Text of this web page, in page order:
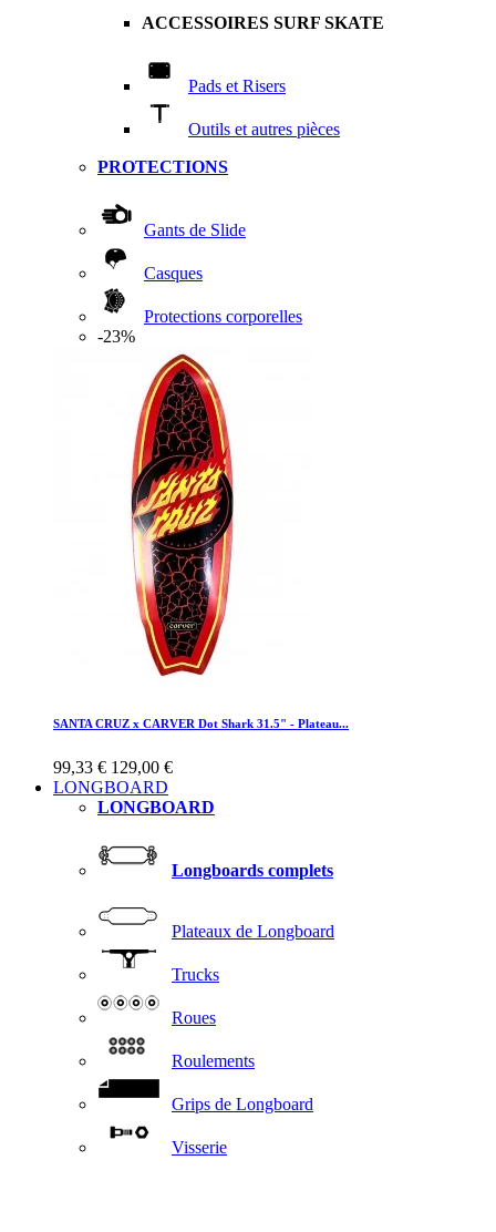
ACCESSOIRES SURF SKATE
Pads et Risers
Outils et autres pièces
PROTECTIONS
Gants de Slide
Casques
Protections corporelles
-23%
SANTA CRUZ x CARVER Dot Shark 31.5" - Plateau...
99,33 € 129,00 €
LONGBOARD
LONGBOARD
Longboards complets
Plateaux de Longboard
Trucks
Roues
Roulements
Grips de Longboard
Visserie